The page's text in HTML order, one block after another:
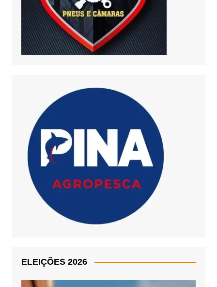
ELEIÇÕES 2026